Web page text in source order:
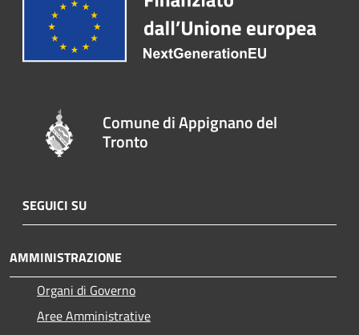
Comune di Appignano del
Tronto
SEGUICI SU
AMMINISTRAZIONE
Organi di Governo
Aree Amministrative